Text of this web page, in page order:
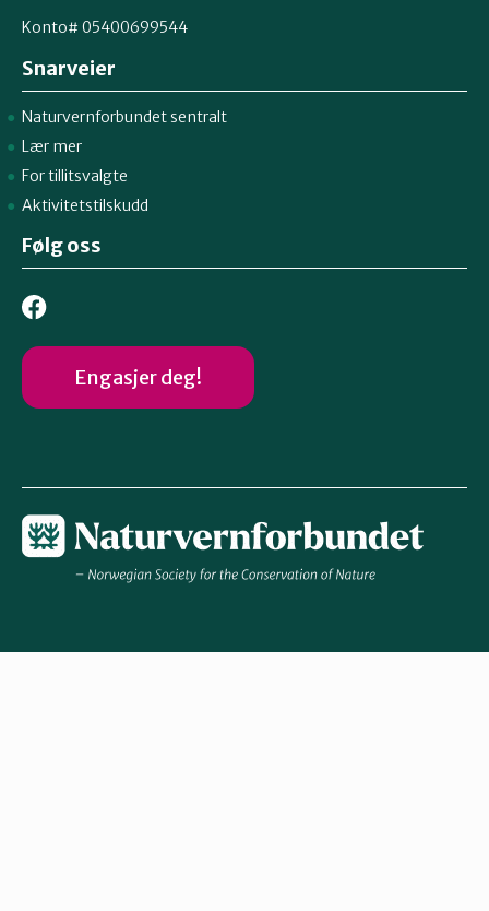
Konto# 05400699544
Snarveier
Naturvernforbundet sentralt
Lær mer
For tillitsvalgte
Aktivitetstilskudd
Følg oss
Engasjer deg!